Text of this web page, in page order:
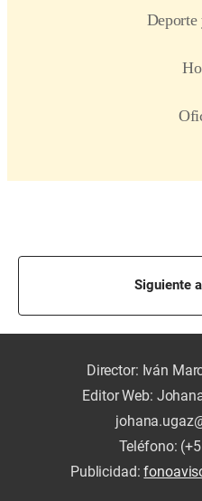
Siguiente
Director: Iván
Editor Web:
Teléfono:
Publicidad: